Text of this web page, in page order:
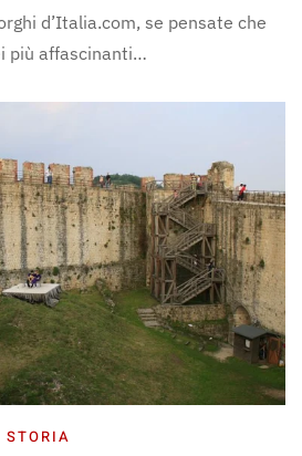
d’Italia.com, se pensate che
più affascinanti…
STORIA